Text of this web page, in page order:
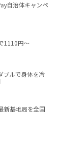
自治体キャンペ
1110円～
ブルで身体を冷
新基地局を全国